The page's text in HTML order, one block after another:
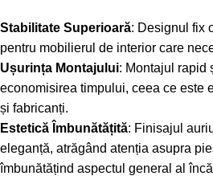
Stabilitate Superioară: Designul fix
pentru mobilierul de interior care
Ușurința Montajului: Montajul rapid
economisirea timpului, ceea ce este
și fabricanți.
Estetică Îmbunătățită: Finisajul
eleganță, atrăgând atenția asupra
îmbunătățind aspectul general al